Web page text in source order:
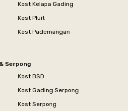
Kost Kelapa Gading
Kost Pluit
Kost Pademangan
Serpong
Kost BSD
Kost Gading Serpong
Kost Serpong